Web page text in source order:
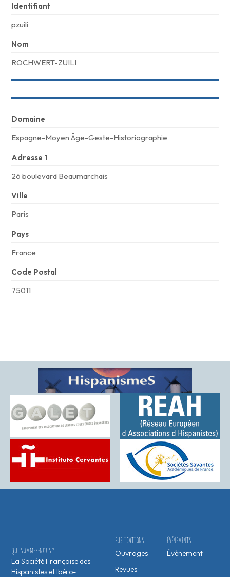
Identifiant
pzuili
Nom
ROCHWERT-ZUILI
Domaine
Espagne-Moyen Âge-Geste-Historiographie
Adresse 1
26 boulevard Beaumarchais
Ville
Paris
Pays
France
Code Postal
75011
ÉVÉNEMENTS
Évènement
PUBLICATIONS
Ouvrages
Revues
QUI SOMMES-NOUS ?
La Société Française des
Hispanistes et Ibéro-